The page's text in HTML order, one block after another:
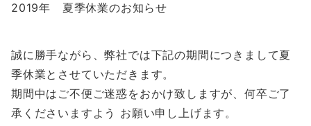
2019年 夏季休業のお知らせ
誠に勝手ながら、弊社では下記の期間につきまして夏
季休業とさせていただきます。
期間中はご不便ご迷惑をおかけ致しますが、何卒ご了
承くださいますよう お願い申し上げます。